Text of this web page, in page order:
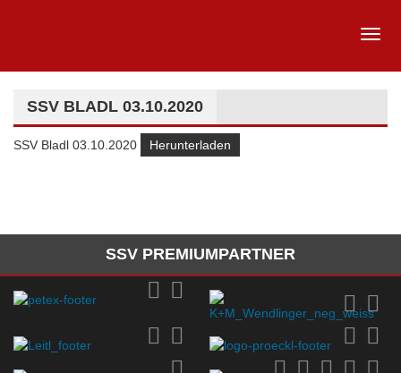
SSV BLADL 03.10.2020
SSV Bladl 03.10.2020 Herunterladen
SSV PREMIUMPARTNER